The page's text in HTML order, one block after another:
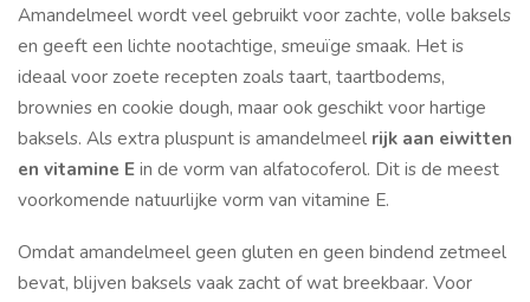
Amandelmeel wordt veel gebruikt voor zachte, volle baksels
en geeft een lichte nootachtige, smeuïge smaak. Het is
ideaal voor zoete recepten zoals taart, taartbodems,
brownies en cookie dough, maar ook geschikt voor hartige
baksels. Als extra pluspunt is amandelmeel rijk aan eiwitten
en vitamine Ein de vorm van alfatocoferol. Dit is de meest
voorkomende natuurlijke vorm van vitamine E.
Omdat amandelmeel geen gluten en geen bindend zetmeel
bevat, blijven baksels vaak zacht of wat breekbaar. Voor